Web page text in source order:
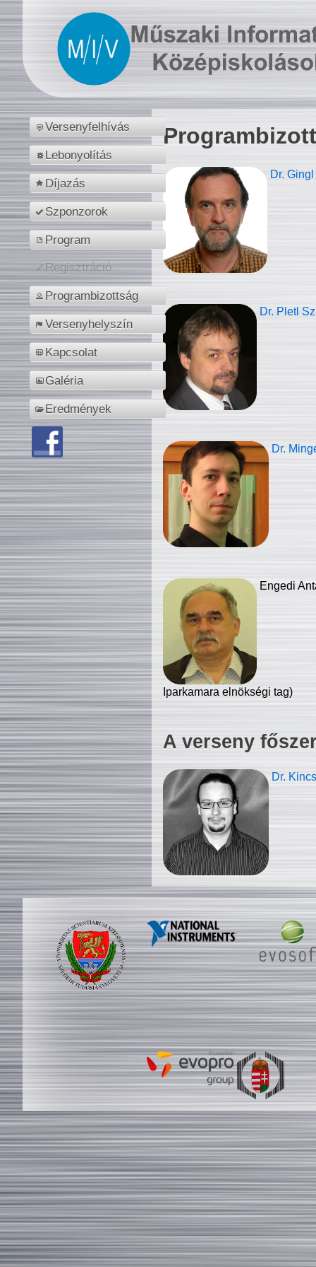
Versenyfelhívás
Lebonyolítás
Díjazás
Szponzorok
Program
Regisztráció
Programbizottság
Versenyhelyszín
Kapcsolat
Galéria
Eredmények
Dr.
Dr. Pletl
Dr.
Engedi
Iparkamara elnökségi tag)
A verseny
Dr.